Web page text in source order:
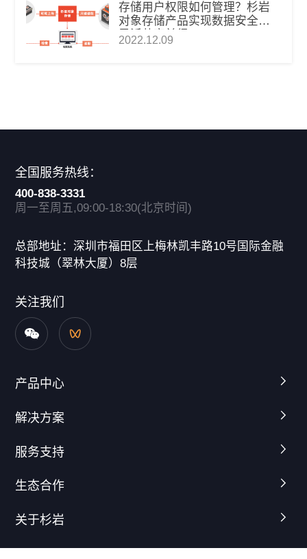
存储用户权限如何管理？杉岩
对象存储产品实现数据安全和
灵活共享兼得
2022.12.09
全国服务热线：
400-838-3331
周一至周五,09:00-18:30(北京时间)
总部地址：深圳市福田区上梅林凯丰路10号国际金融
科技城（翠林大厦）8层
关注我们
产品中心
解决方案
服务支持
生态合作
关于杉岩